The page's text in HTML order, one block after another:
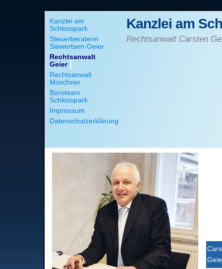
Kanzlei am
Schlosspark
Steuerberaterin
Siewertsen-Geier
Rechtsanwalt
Geier
Rechtsanwalt
Moschner
Büroteam
Schlosspark
Impressum
Datenschutzerklärung
Kanzlei am
Rechtsanwalt Carsten